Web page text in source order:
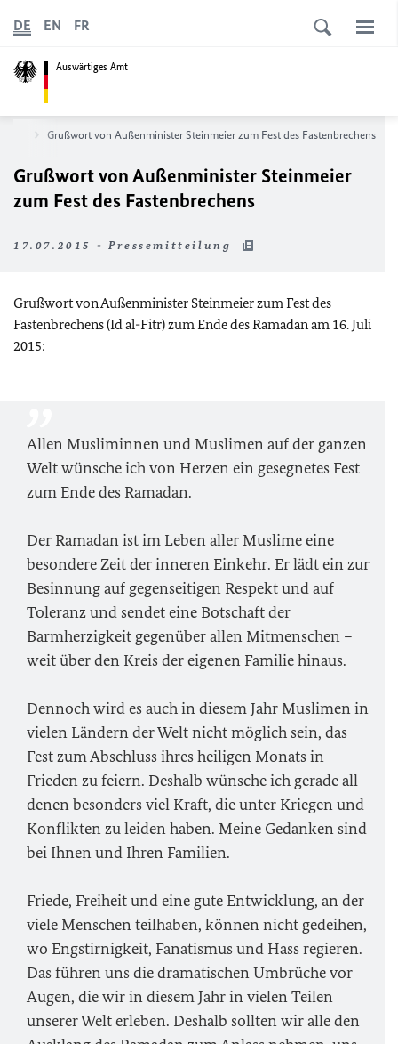
Auswärtiges Amt
DE EN FR
Grußwort von Außenminister Steinmeier zum Fest des Fastenbrechens
Grußwort von Außenminister Steinmeier
zum Fest des Fastenbrechens
17.07.2015 - Pressemitteilung
Grußwort von Außenminister Steinmeier zum Fest des
Fastenbrechens (Id al-Fitr) zum Ende des Ramadan am 16. Juli
2015:
Allen Musliminnen und Muslimen auf der ganzen
Welt wünsche ich von Herzen ein gesegnetes Fest
zum Ende des Ramadan.
Der Ramadan ist im Leben aller Muslime eine
besondere Zeit der inneren Einkehr. Er lädt ein zur
Besinnung auf gegenseitigen Respekt und auf
Toleranz und sendet eine Botschaft der
Barmherzigkeit gegenüber allen Mitmenschen –
weit über den Kreis der eigenen Familie hinaus.
Dennoch wird es auch in diesem Jahr Muslimen in
vielen Ländern der Welt nicht möglich sein, das
Fest zum Abschluss ihres heiligen Monats in
Frieden zu feiern. Deshalb wünsche ich gerade all
denen besonders viel Kraft, die unter Kriegen und
Konflikten zu leiden haben. Meine Gedanken sind
bei Ihnen und Ihren Familien.
Friede, Freiheit und eine gute Entwicklung, an der
viele Menschen teilhaben, können nicht gedeihen,
wo Engstirnigkeit, Fanatismus und Hass regieren.
Das führen uns die dramatischen Umbrüche vor
Augen, die wir in diesem Jahr in vielen Teilen
unserer Welt erleben. Deshalb sollten wir alle den